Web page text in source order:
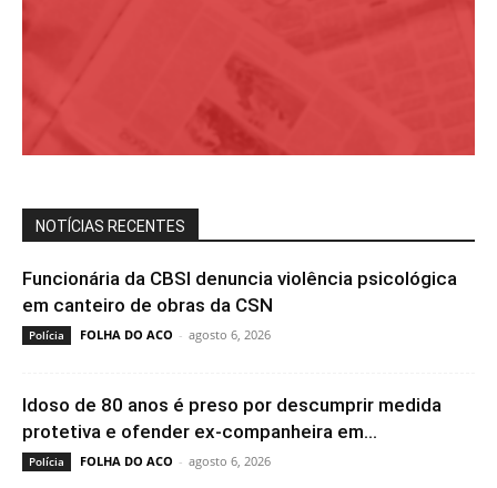
NOTÍCIAS RECENTES
Funcionária da CBSI denuncia violência psicológica
em canteiro de obras da CSN
Polícia FOLHA DO ACO - agosto 6, 2026
Idoso de 80 anos é preso por descumprir medida
protetiva e ofender ex-companheira em...
Polícia FOLHA DO ACO - agosto 6, 2026